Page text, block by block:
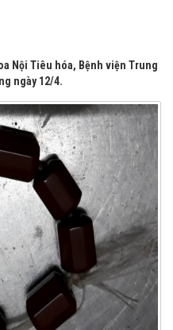
Nội Tiêu hóa, Bệnh viện Trung
ngày 12/4.